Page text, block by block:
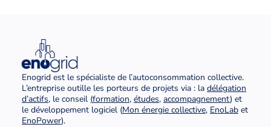
Enogrid est le spécialiste de l’autoconsommation collective.
L’entreprise outille les porteurs de projets via : la délégation
d’actifs, le conseil (formation, études, accompagnement) et
le développement logiciel (Mon énergie collective, EnoLab et
EnoPower).